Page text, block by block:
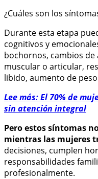
¿Cuáles son los
Durante esta etapa
cognitivos y
bochornos, cambios
muscular o articular,
libido, aumento de
Lee más: El 70% de
sin atención integral
Pero estos síntomas
mientras las mujeres
decisiones, cumplen
responsabilidades
profesionalmente.